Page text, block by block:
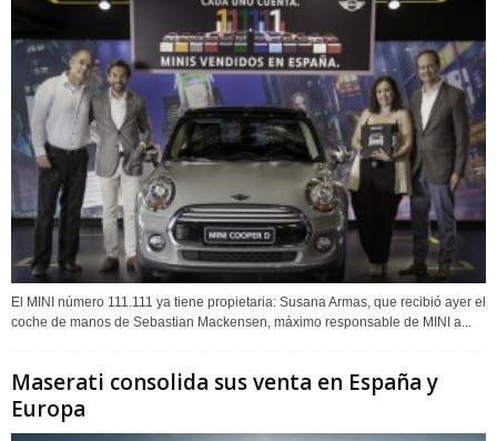
El MINI número 111.111 ya tiene propietaria: Susana Armas, que recibió ayer el
coche de manos de Sebastian Mackensen, máximo responsable de MINI a...
Maserati consolida sus venta en España y
Europa